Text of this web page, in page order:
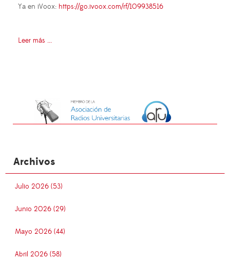
Ya en iVoox: https://go.ivoox.com/rf/109938516
Leer más ...
Archivos
Julio 2026 (53)
Junio 2026 (29)
Mayo 2026 (44)
Abril 2026 (58)